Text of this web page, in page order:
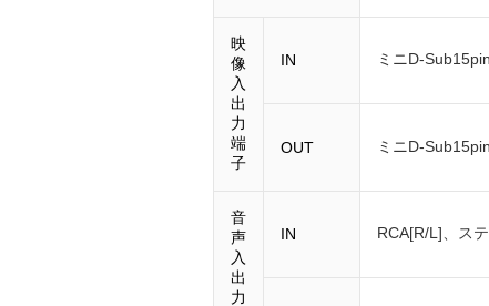
映
像
入
出
力
端
子
IN ミニD-
OUT ミニD-Sub15pin
音
声
入
出
力
IN RCA[R/L]、ス